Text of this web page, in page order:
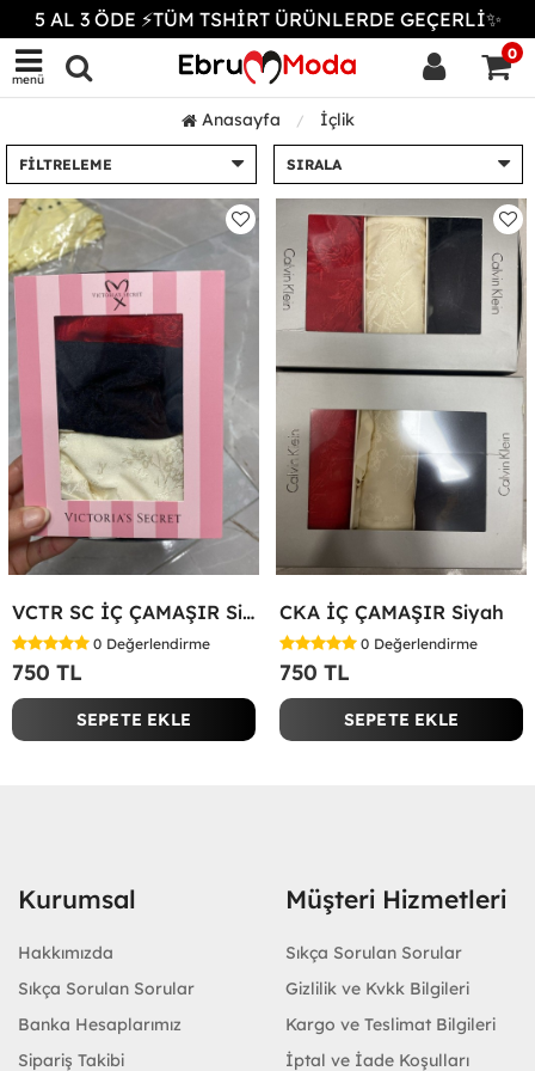
5 AL 3 ÖDE ⚡TÜM TSHİRT ÜRÜNLERDE GEÇERLİ✨
menü
0
Anasayfa İçlik
FILTRELEME SIRALA
VCTR SC İÇ ÇAMAŞIR Siyah
0 Değerlendirme
750 TL
SEPETE EKLE
CKA İÇ ÇAMAŞIR Siyah
0 Değerlendirme
750 TL
SEPETE EKLE
Kurumsal
Hakkımızda
Sıkça Sorulan Sorular
Banka Hesaplarımız
Sipariş Takibi
Müşteri Hizmetleri
Sıkça Sorulan Sorular
Gizlilik ve Kvkk Bilgileri
Kargo ve Teslimat Bilgileri
İptal ve İade Koşulları